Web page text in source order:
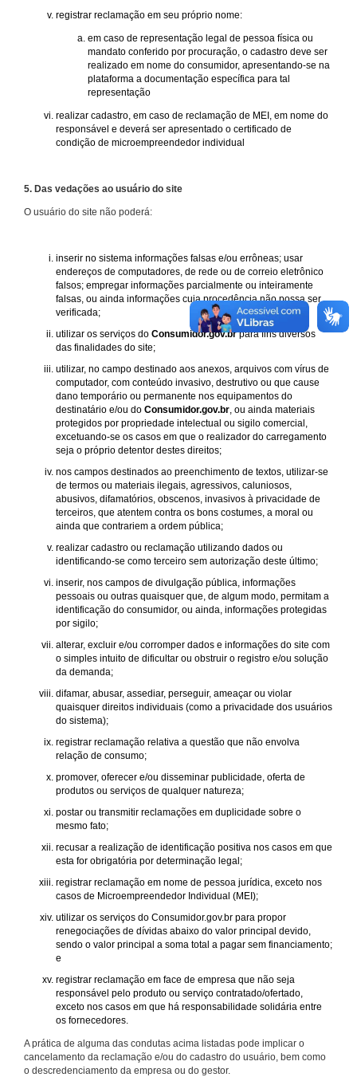
registrar reclamação em seu próprio nome:
em caso de representação legal de pessoa física ou
mandato conferido por procuração, o cadastro deve ser
realizado em nome do consumidor, apresentando-se na
plataforma a documentação específica para tal
representação
realizar cadastro, em caso de reclamação de MEI, em nome do
responsável e deverá ser apresentado o certificado de
condição de microempreendedor individual
5. Das vedações ao usuário do site
O usuário do site não poderá:
inserir no sistema informações falsas e/ou errôneas; usar
endereços de computadores, de rede ou de correio eletrônico
falsos; empregar informações parcialmente ou inteiramente
falsas, ou ainda informações cuja procedência não possa ser
verificada;
utilizar os serviços do Consumidor.gov.brpara fins diversos
das finalidades do site;
utilizar, no campo destinado aos anexos, arquivos com vírus de
computador, com conteúdo invasivo, destrutivo ou que cause
dano temporário ou permanente nos equipamentos do
destinatário e/ou do Consumidor.gov.br , ou ainda materiais
protegidos por propriedade intelectual ou sigilo comercial,
excetuando-se os casos em que o realizador do carregamento
seja o próprio detentor destes direitos;
nos campos destinados ao preenchimento de textos, utilizar-se
de termos ou materiais ilegais, agressivos, caluniosos,
abusivos, difamatórios, obscenos, invasivos à privacidade de
terceiros, que atentem contra os bons costumes, a moral ou
ainda que contrariem a ordem pública;
realizar cadastro ou reclamação utilizando dados ou
identificando-se como terceiro sem autorização deste último;
inserir, nos campos de divulgação pública, informações
pessoais ou outras quaisquer que, de algum modo, permitam a
identificação do consumidor, ou ainda, informações protegidas
por sigilo;
alterar, excluir e/ou corromper dados e informações do site com
o simples intuito de dificultar ou obstruir o registro e/ou solução
da demanda;
difamar, abusar, assediar, perseguir, ameaçar ou violar
quaisquer direitos individuais (como a privacidade dos usuários
do sistema);
registrar reclamação relativa a questão que não envolva
relação de consumo;
promover, oferecer e/ou disseminar publicidade, oferta de
produtos ou serviços de qualquer natureza;
postar ou transmitir reclamações em duplicidade sobre o
mesmo fato;
recusar a realização de identificação positiva nos casos em que
esta for obrigatória por determinação legal;
registrar reclamação em nome de pessoa jurídica, exceto nos
casos de Microempreendedor Individual (MEI);
utilizar os serviços do Consumidor.gov.br para propor
renegociações de dívidas abaixo do valor principal devido,
sendo o valor principal a soma total a pagar sem financiamento;
e
registrar reclamação em face de empresa que não seja
responsável pelo produto ou serviço contratado/ofertado,
exceto nos casos em que há responsabilidade solidária entre
os fornecedores.
A prática de alguma das condutas acima listadas pode implicar o
cancelamento da reclamação e/ou do cadastro do usuário, bem como
o descredenciamento da empresa ou do gestor.